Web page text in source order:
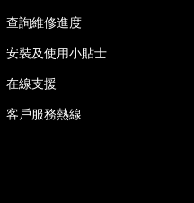
查詢維修進度
安裝及使用小貼士
在線支援
客戶服務熱線